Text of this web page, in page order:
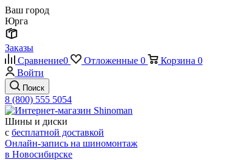
Ваш город
Юрга
Заказы
Сравнение0 Отложенные 0 Корзина 0
Войти
Поиск
8 (800) 555 5054
Шины и диски
с бесплатной доставкой
Онлайн-запись на шиномонтаж
в Новосибирске